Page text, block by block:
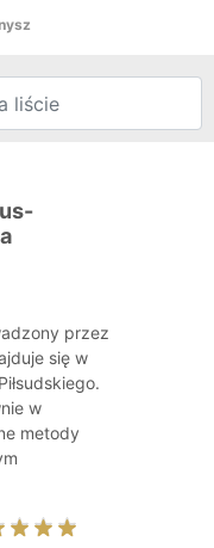
przez
się w
w
metody